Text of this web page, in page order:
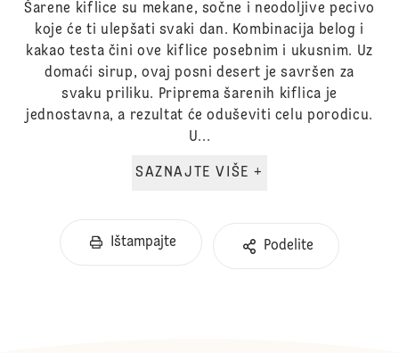
Šarene kiflice su mekane, sočne i neodoljive pecivo
koje će ti ulepšati svaki dan. Kombinacija belog i
kakao testa čini ove kiflice posebnim i ukusnim. Uz
domaći sirup, ovaj posni desert je savršen za
svaku priliku. Priprema šarenih kiflica je
jednostavna, a rezultat će oduševiti celu porodicu.
U...
SAZNAJTE VIŠE +
Ištampajte Podelite